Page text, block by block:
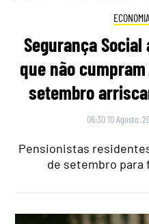
ECONOMIA
Segurança
que não
setembro
06:30 10 Agosto,
Pensionistas
de setembro para